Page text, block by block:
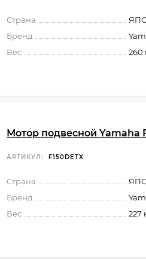
Страна
Бренд
Вес
260
Мотор подвесной Yamaha
АРТИКУЛ: F150DETX
Страна
Бренд
Вес
227